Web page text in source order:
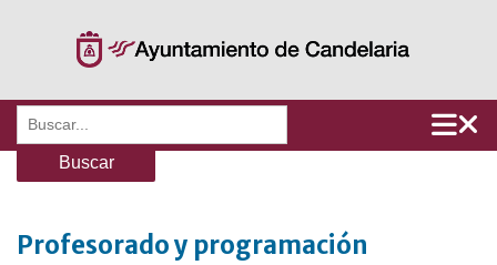
Buscar:
Profesorado y programación